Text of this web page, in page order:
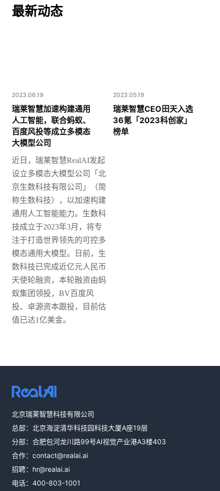
最新动态
2023.06.19
瑞莱智慧加速构建通用
人工智能，联合蚂蚁、
百度风投等成立多模态
大模型公司
近日，瑞莱智慧RealAI发起
设立多模态大模型公司「北
京生数科技有限公司」（简
称生数科技），以加速构建
通用人工智能能力。 生数科
技成立于2023年3月，将专
注于打造世界领先的可控多
模态通用大模型。日前，生
数科技已完成近亿元人民币
天使轮融资，本轮融资由蚂
蚁集团领投，BV百度风
投、卓源资本跟投，目前估
值已达1亿美金。
2023.05.19
瑞莱智慧CEO田天入选
36氪「2023科创家」
榜单
北京瑞莱智慧科技有限公司
总部：北京海淀清华科技园科技大厦A座19层
分部：合肥包河龙川路99号AI视觉产业港A3楼403
合作： contact@realai.ai
招聘： hr@realai.ai
电话： 400-803-1001
邮件咨询
contact@realai.ai